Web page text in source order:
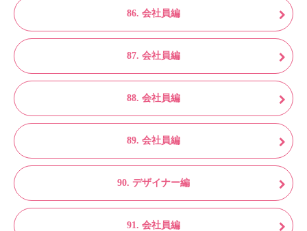
86. 会社員編
87. 会社員編
88. 会社員編
89. 会社員編
90. デザイナー編
91. 会社員編